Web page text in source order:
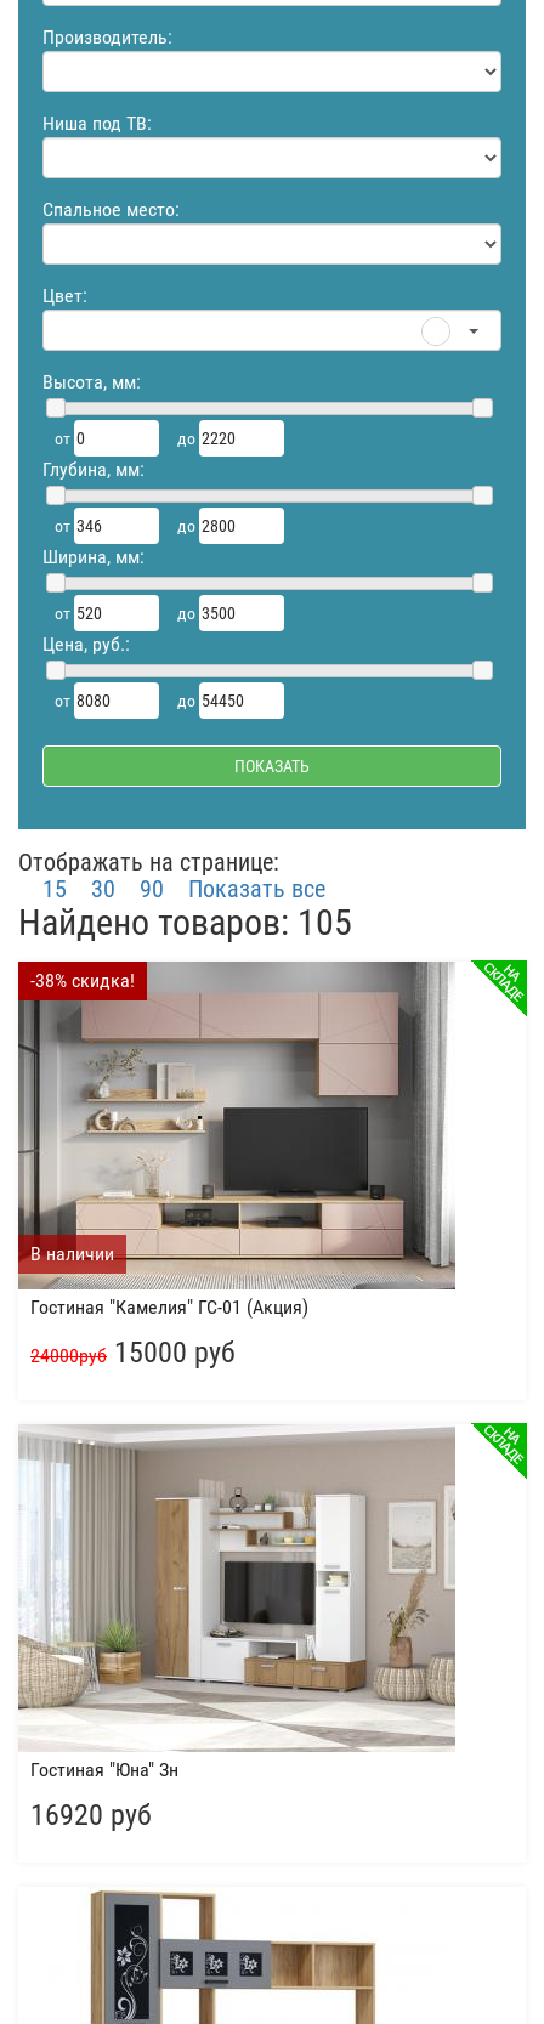
Производитель:
Ниша под ТВ:
Спальное место:
Цвет:
Высота, мм:
от до
Глубина, мм:
от до
Ширина, мм:
от до
Цена, руб.:
от до
Отображать на странице:
15
30 90 Показать все
Найдено товаров: 105
-38% скидка!
В наличии
Гостиная "Камелия" ГС-01 (Акция)
24000руб 15000 руб
Гостиная "Юна" Зн
16920 руб